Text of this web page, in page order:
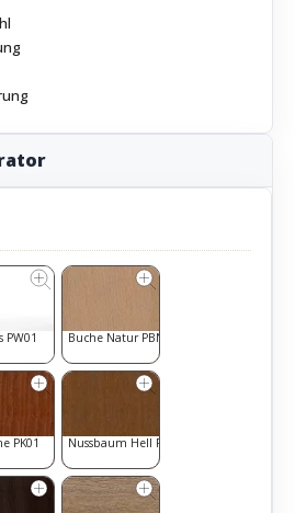
PW01 Buche Natur PBN1
PK01 Nussbaum Hell PNH1